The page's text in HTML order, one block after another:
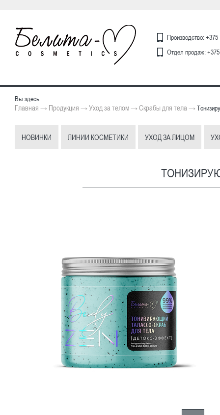
Производство:
Отдел продаж:
Вы здесь
Главная → Продукция →Уход за телом→Скрабы для тела →
НОВИНКИ ЛИНИИ КОСМЕТИКИ УХОД ЗА ЛИЦОМ